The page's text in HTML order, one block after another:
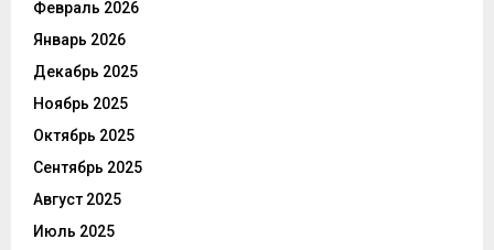
Февраль 2026
Январь 2026
Декабрь 2025
Ноябрь 2025
Октябрь 2025
Сентябрь 2025
Август 2025
Июль 2025